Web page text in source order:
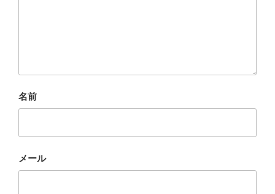
名前
メール